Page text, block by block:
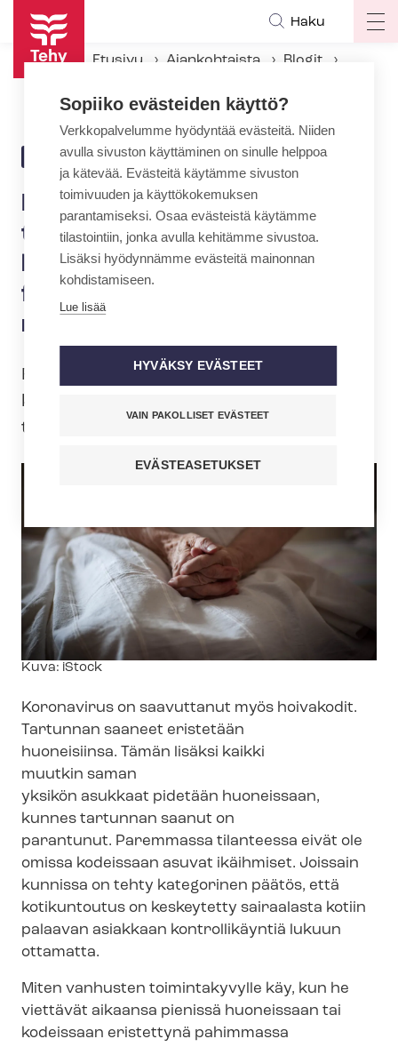
Hyppää
pääsisältöön
Haku
Etusivu Ajankohtaista
Blogit
BLOGI 8.4.2020 | 5:30
Hoivakodin asukkaiden
toimintakyky vaarassa
laskea eristyksessä –
fysioterapiaa hyödynnettävä
mahdollisuuksien mukaan
Fysio- ja toi­min­ta­te­ra­peu­tit voivat eri
keinoilla tukea asukkaiden
toimintakykyä koronaepidemian aikana.
Kuvateksti
Kuva: iStock
Koronavirus on saavuttanut myös hoivakodit.
Tartunnan saaneet eristetään
huoneisiinsa. Tämän lisäksi kaikki
muutkin saman
yksikön asukkaat pidetään huoneissaan,
kunnes tartunnan saanut on
parantunut. Paremmassa tilanteessa eivät ole
omissa kodeissaan asuvat ikäihmiset. Joissain
kunnissa on tehty kategorinen päätös, että
kotikuntoutus on keskeytetty sairaalasta kotiin
palaavan asiakkaan kontrollikäyntiä lukuun
ottamatta.
Miten vanhusten toimintakyvylle käy, kun he
viettävät aikaansa pienissä huoneissaan tai
kodeissaan eristettynä pahimmassa
Sopiiko evästeiden käyttö?
Verkkopalvelumme hyödyntää evästeitä. Niiden
avulla sivuston käyttäminen on sinulle helppoa
ja kätevää. Evästeitä käytämme sivuston
toimivuuden ja käyttökokemuksen
parantamiseksi. Osaa evästeistä käytämme
tilastointiin, jonka avulla kehitämme sivustoa.
Lisäksi hyödynnämme evästeitä mainonnan
kohdistamiseen.
Lue lisää
HYVÄKSY EVÄSTEET
VAIN PAKOLLISET EVÄSTEET
EVÄSTEASETUKSET